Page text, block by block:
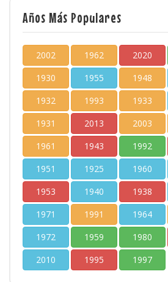
Años Más Populares
2002 1962 2020
1930
1955 1948
1932
1993 1933
1931
2013 2003
1961
1943 1992
1951
1925 1960
1953
1940 1938
1971
1991 1964
1972
1959 1980
2010
1995 1997